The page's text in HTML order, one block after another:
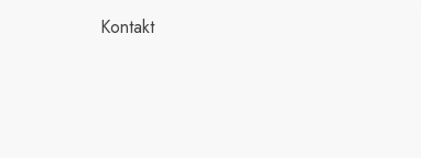
Kontakt